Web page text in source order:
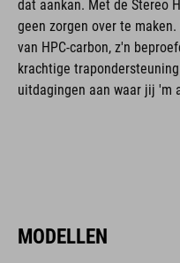
dat aankan. Met de Stereo
geen zorgen over te
van HPC-carbon, z'n
krachtige
uitdagingen aan waar jij 'm
MODELLEN